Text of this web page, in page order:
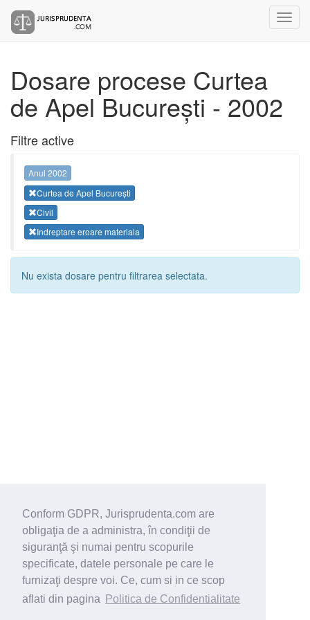
Conform GDPR, Jurisprudenta.com are
obligaţia de a administra, în condiţii de
siguranţă şi numai pentru scopurile
specificate, datele personale pe care le
furnizaţi despre voi. Ce, cum si in ce scop
aflati din pagina
Politica de Confidentialitate
Dosare procese Curtea
de Apel București - 2002
Filtre active
Anul 2002
Curtea de Apel București
Civil
Indreptare eroare materiala
Nu exista dosare pentru filtrarea selectata.